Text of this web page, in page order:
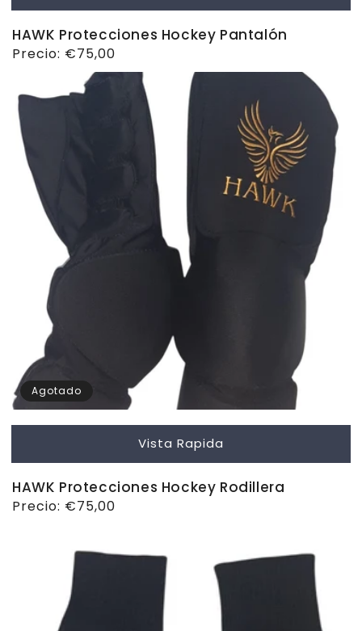
HAWK Protecciones Hockey Pantalón
Precio
Precio: €75,00
Agotado
Vista Rapida
HAWK Protecciones Hockey Rodillera
Precio
Precio: €75,00